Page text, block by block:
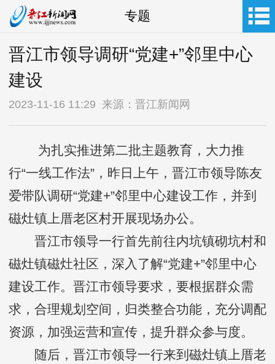
专题
晋江市领导调研“党建+”邻里中心
建设
2023-11-16 11:29 来源：晋江新闻网
为扎实推进第二批主题教育，大力推
行“一线工作法”，昨日上午，晋江市领导陈友
爱带队调研“党建+”邻里中心建设工作，并到
磁灶镇上厝老区村开展现场办公。
晋江市领导一行首先前往内坑镇砌坑村和
磁灶镇磁灶社区，深入了解“党建+”邻里中心
建设工作。晋江市领导要求，要根据群众需
求，合理规划空间，归类整合功能，充分调配
资源，加强运营和宣传，提升群众参与度。
随后，晋江市领导一行来到磁灶镇上厝老